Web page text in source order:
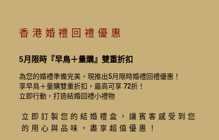
香港婚禮回禮優惠
5月限時『早鳥＋量購』雙重折扣
為您的婚禮準備完美，現推出5月限時婚禮回禮優惠！
享早鳥＋量購雙重折扣，最高可享 72折！
立即行動，打造結婚回禮小禮物
立即訂製您的結婚禮盒，讓賓客感受到您
的用心與品味，盡享超值優惠！